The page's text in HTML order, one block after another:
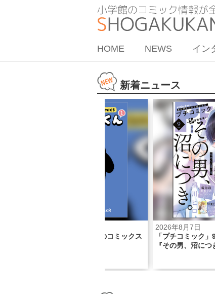
HOME NEWS イン
新着ニュース
「プチコミック」9月号の表紙は
2026年8月7日
錬金術×後宮ミス
金術妃は後宮の闇